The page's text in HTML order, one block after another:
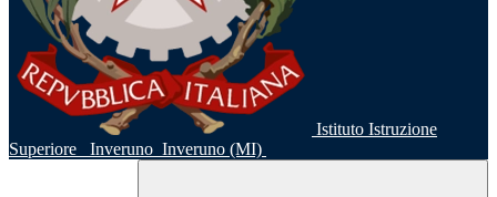
Istituto Istruzione
Superiore
Inveruno Inveruno (MI)